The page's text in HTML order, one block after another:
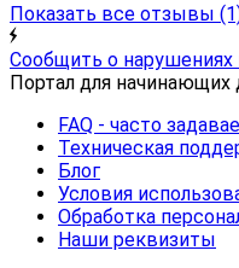
Показать все отзывы
Сообщить о нарушениях
Портал для
FAQ - часто
Техническая
Блог
Условия
Обработка
Наши реквизиты